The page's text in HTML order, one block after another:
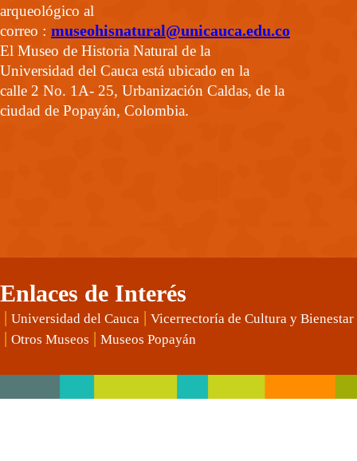
arqueológico al
correo : museohisnatural@unicauca.edu.co
El Museo de Historia Natural de la
Universidad del Cauca está ubicado en la
calle 2 No. 1A- 25, Urbanización Caldas, de la
ciudad de Popayán, Colombia.
Enlaces de Interés
| Universidad del Cauca | Vicerrectoría de Cultura y Bienestar
| Otros Museos | Museos Popayán